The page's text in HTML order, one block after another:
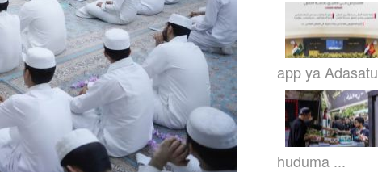
app ya Adasatu
huduma ...